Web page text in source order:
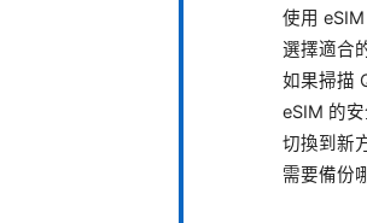
使用
選擇適合
如果掃描
eSIM 的
切換到新
需要備份